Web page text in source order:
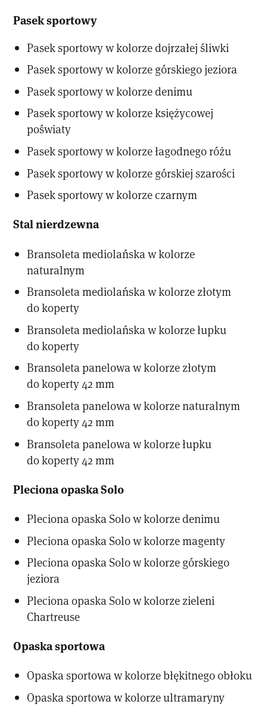
Pasek sportowy
Pasek sportowy w kolorze dojrzałej śliwki
Pasek sportowy w kolorze górskiego jeziora
Pasek sportowy w kolorze denimu
Pasek sportowy w kolorze księżycowej
poświaty
Pasek sportowy w kolorze łagodnego różu
Pasek sportowy w kolorze górskiej szarości
Pasek sportowy w kolorze czarnym
Stal nierdzewna
Bransoleta mediolańska w kolorze
naturalnym
Bransoleta mediolańska w kolorze złotym
do koperty
Bransoleta mediolańska w kolorze łupku
do koperty
Bransoleta panelowa w kolorze złotym
do koperty 42 mm
Bransoleta panelowa w kolorze naturalnym
do koperty 42 mm
Bransoleta panelowa w kolorze łupku
do koperty 42 mm
Pleciona opaska Solo
Pleciona opaska Solo w kolorze denimu
Pleciona opaska Solo w kolorze magenty
Pleciona opaska Solo w kolorze górskiego
jeziora
Pleciona opaska Solo w kolorze zieleni
Chartreuse
Opaska sportowa
Opaska sportowa w kolorze błękitnego obłoku
Opaska sportowa w kolorze ultramaryny